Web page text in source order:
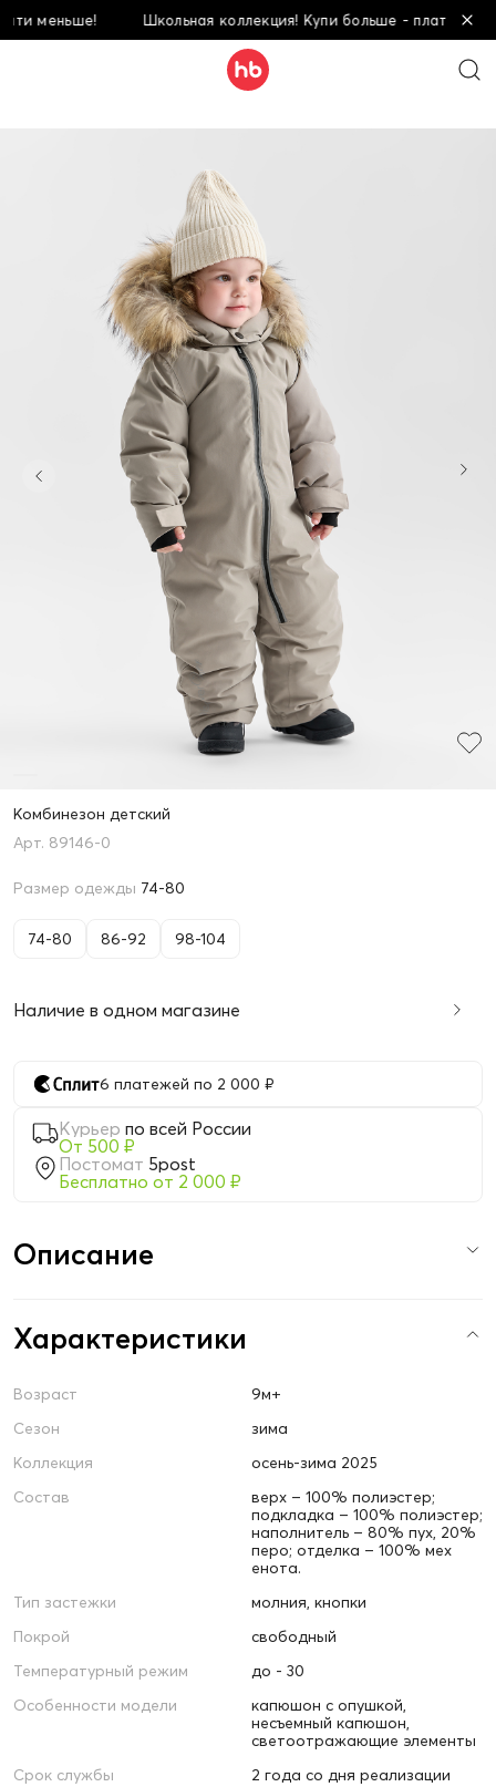
меньше! Школьная коллекция! Купи больше - плати
Комбинезон детский
89146-0
Размер одежды 74-80
74-80 86-92 98-104
Наличие в одном магазине
6 платежей по 2 000 ₽
Курьер по всей России
От 500 ₽
Постомат 5post
Бесплатно от 2 000 ₽
Описание
Характеристики
Возраст
9м+
Сезон
зима
Коллекция
осень-зима 2025
Состав
верх – 100% полиэстер;
подкладка – 100% полиэстер;
наполнитель – 80% пух, 20%
перо; отделка – 100% мех
енота.
Тип застежки
молния, кнопки
Покрой
свободный
Температурный режим
до - 30
Особенности модели
капюшон с опушкой,
несъемный капюшон,
светоотражающие элементы
Срок службы
2 года со дня реализации